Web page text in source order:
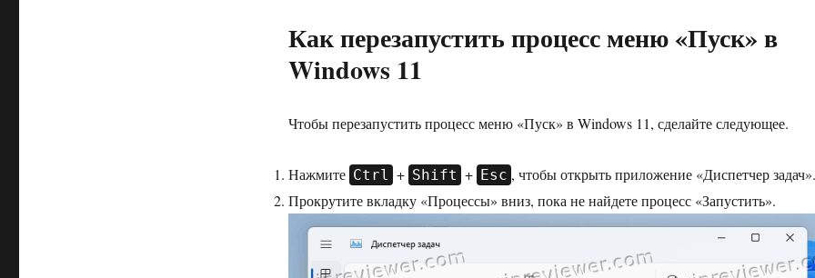
Как перезапустить процесс меню «Пуск» в
Windows 11
Чтобы перезапустить процесс меню «Пуск» в Windows 11, сделайте следующее.
Нажмите Ctrl + Shift + Esc , чтобы открыть приложение «Диспетчер задач».
Прокрутите вкладку «Процессы» вниз, пока не найдете процесс «Запустить».